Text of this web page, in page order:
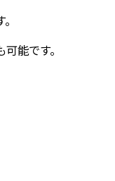
能です。